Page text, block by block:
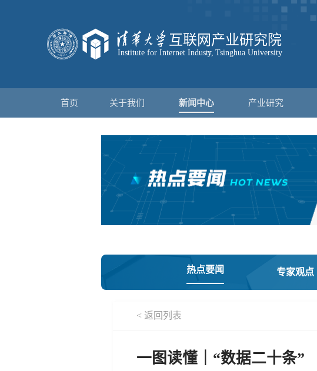
首页 关于我们 新闻中心 产业研究
热点要闻 专家观点
< 返回列表
一图读懂｜“数据二十条”